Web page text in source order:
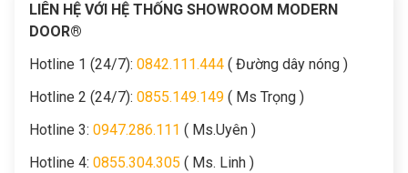
LIÊN HỆ VỚI HỆ THỐNG SHOWROOM MODERN
DOOR®
Hotline 1 (24/7): 0842.111.444 ( Đường dây nóng )
Hotline 2 (24/7): 0855.149.149 ( Ms Trọng )
Hotline 3: 0947.286.111 ( Ms.Uyên )
Hotline 4: 0855.304.305 ( Ms. Linh )